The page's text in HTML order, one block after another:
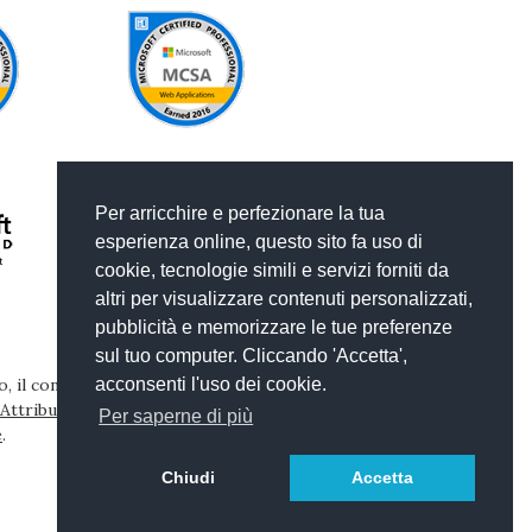
Per arricchire e perfezionare la tua
esperienza online, questo sito fa uso di
cookie, tecnologie simili e servizi forniti da
altri per visualizzare contenuti personalizzati,
pubblicità e memorizzare le tue preferenze
sul tuo computer. Cliccando 'Accetta',
acconsenti l'uso dei cookie.
Per saperne di più
Chiudi Accetta
il contenuto di questo sito web è pubblicato con
Non commerciale-Condividi allo
.